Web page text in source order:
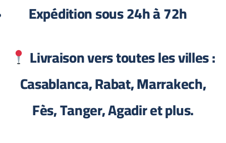
Expédition sous 24h à 72h
Livraison vers toutes les villes :
Casablanca, Rabat, Marrakech,
Fès, Tanger, Agadir et plus.